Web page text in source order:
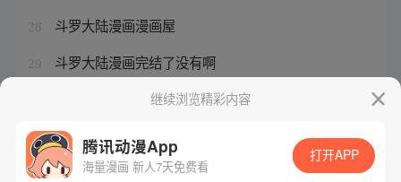
28 斗罗大陆漫画漫画屋
29 斗罗大陆漫画完结了没有啊
斗破苍穹漫画结局是啥继续浏览精彩内容
腾讯动漫App
海量漫画 新人7天免费看
打开APP